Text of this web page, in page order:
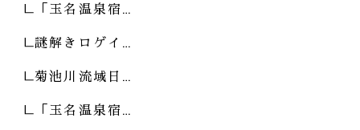
「玉名温泉宿…
謎解きロゲイ…
菊池川流域日…
「玉名温泉宿…